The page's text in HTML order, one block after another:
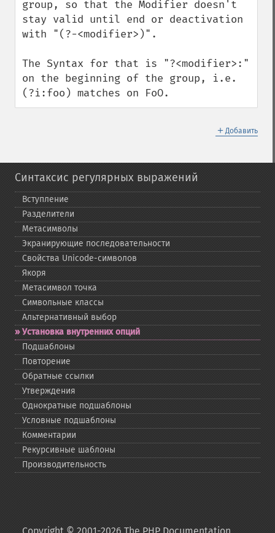
group, so that the Modifier doesn't
stay valid until end or deactivation
with "(?-<modifier>)".
The Syntax for that is "?<modifier>:"
on the beginning of the group, i.e.
(?i:foo) matches on FoO.
＋ Добавить
Синтаксис регулярных выражений
Вступление
Разделители
Метасимволы
Экранирующие последовательности
Свойства Unicode-​символов
Якоря
Метасимвол точка
Символьные классы
Альтернативный выбор
Установка внутренних опций
Подшаблоны
Повторение
Обратные ссылки
Утверждения
Однократные подшаблоны
Условные подшаблоны
Комментарии
Рекурсивные шаблоны
Производительность